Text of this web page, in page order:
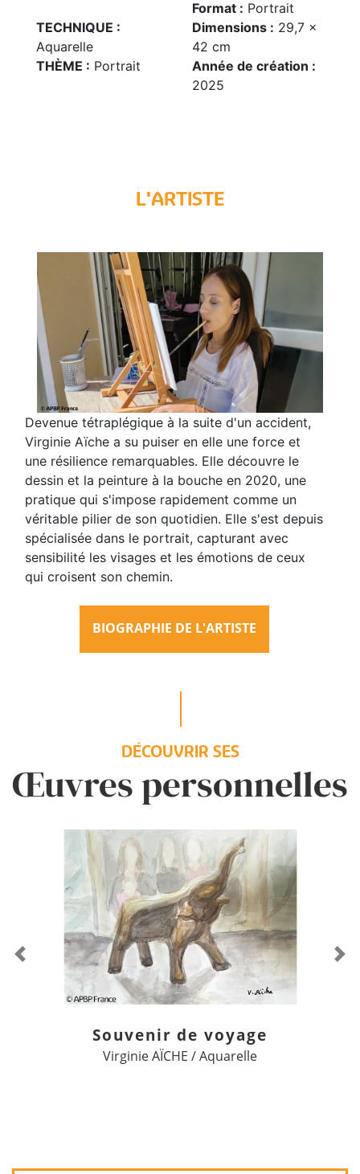
TECHNIQUE :
Aquarelle
THÈME : Portrait
Format : Portrait
Dimensions : 29,7 x
42 cm
Année de création :
2025
L'ARTISTE
Devenue tétraplégique à la suite d'un accident,
Virginie Aïche a su puiser en elle une force et
une résilience remarquables. Elle découvre le
dessin et la peinture à la bouche en 2020, une
pratique qui s'impose rapidement comme un
véritable pilier de son quotidien. Elle s'est depuis
spécialisée dans le portrait, capturant avec
sensibilité les visages et les émotions de ceux
qui croisent son chemin.
BIOGRAPHIE DE L'ARTISTE
DÉCOUVRIR SES
Œuvres personnelles
Souvenir de voyage
Virginie AÏCHE / Aquarelle
Previous